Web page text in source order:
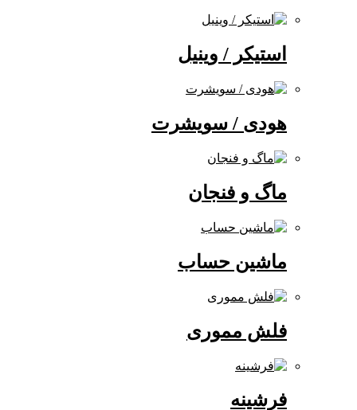
استیکر / وینیل
هودی / سویشرت
ماگ و فنجان
ماشین حساب
فلش مموری